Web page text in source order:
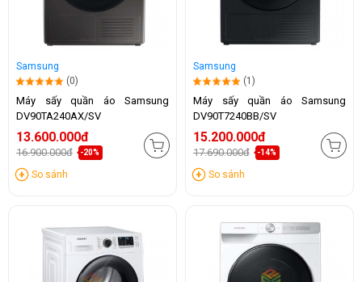
Samsung
(0)
Máy sấy quần áo Samsung
DV90TA240AX/SV
13.600.000đ
16.900.000đ -20%
So sánh
Samsung
(1)
Máy sấy quần áo Samsung
DV90T7240BB/SV
15.200.000đ
17.690.000đ -14%
So sánh